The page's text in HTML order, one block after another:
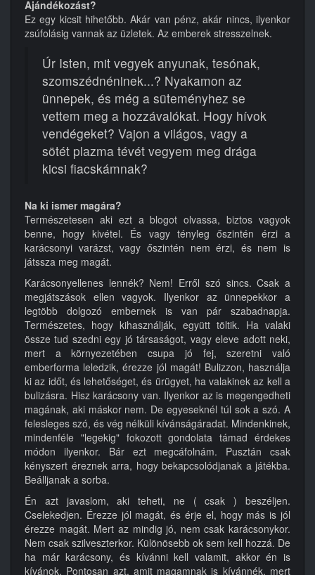
Ajándékozást?
Ez egy kicsit hihetőbb. Akár van pénz, akár nincs, ilyenkor
zsúfolásig vannak az üzletek. Az emberek stresszelnek.
Úr Isten, mit vegyek anyunak, tesónak,
szomszédnéninek...? Nyakamon az
ünnepek, és még a süteményhez se
vettem meg a hozzávalókat. Hogy hívok
vendégeket? Vajon a világos, vagy a
sötét plazma tévét vegyem meg drága
kicsi fiacskámnak?
Na ki ismer magára?
Természetesen aki ezt a blogot olvassa, biztos vagyok
benne, hogy kivétel. És vagy tényleg őszintén érzi a
karácsonyi varázst, vagy őszintén nem érzi, és nem is
játssza meg magát.
Karácsonyellenes lennék? Nem! Erről szó sincs. Csak a
megjátszások ellen vagyok. Ilyenkor az ünnepekkor a
legtöbb dolgozó embernek is van pár szabadnapja.
Természetes, hogy kihasználják, együtt töltik. Ha valaki
össze tud szedni egy jó társaságot, vagy eleve adott neki,
mert a környezetében csupa jó fej, szeretni való
emberforma leledzik, érezze jól magát! Bulizzon, használja
ki az időt, és lehetőséget, és ürügyet, ha valakinek az kell a
bulizásra. Hisz karácsony van. Ilyenkor az is megengedheti
magának, aki máskor nem. De egyeseknél túl sok a szó. A
felesleges szó, és vég nélküli kívánságáradat. Mindenkinek,
mindenféle "legekig" fokozott gondolata támad érdekes
módon ilyenkor. Bár ezt megcáfolnám. Pusztán csak
kényszert éreznek arra, hogy bekapcsolódjanak a játékba.
Beálljanak a sorba.
Én azt javaslom, aki teheti, ne ( csak ) beszéljen.
Cselekedjen. Érezze jól magát, és érje el, hogy más is jól
érezze magát. Mert az mindig jó, nem csak karácsonykor.
Nem csak szilveszterkor. Különösebb ok sem kell hozzá. De
ha már karácsony, és kívánni kell valamit, akkor én is
kívánok. Pontosan azt, amit magamnak is kívánnék, mert